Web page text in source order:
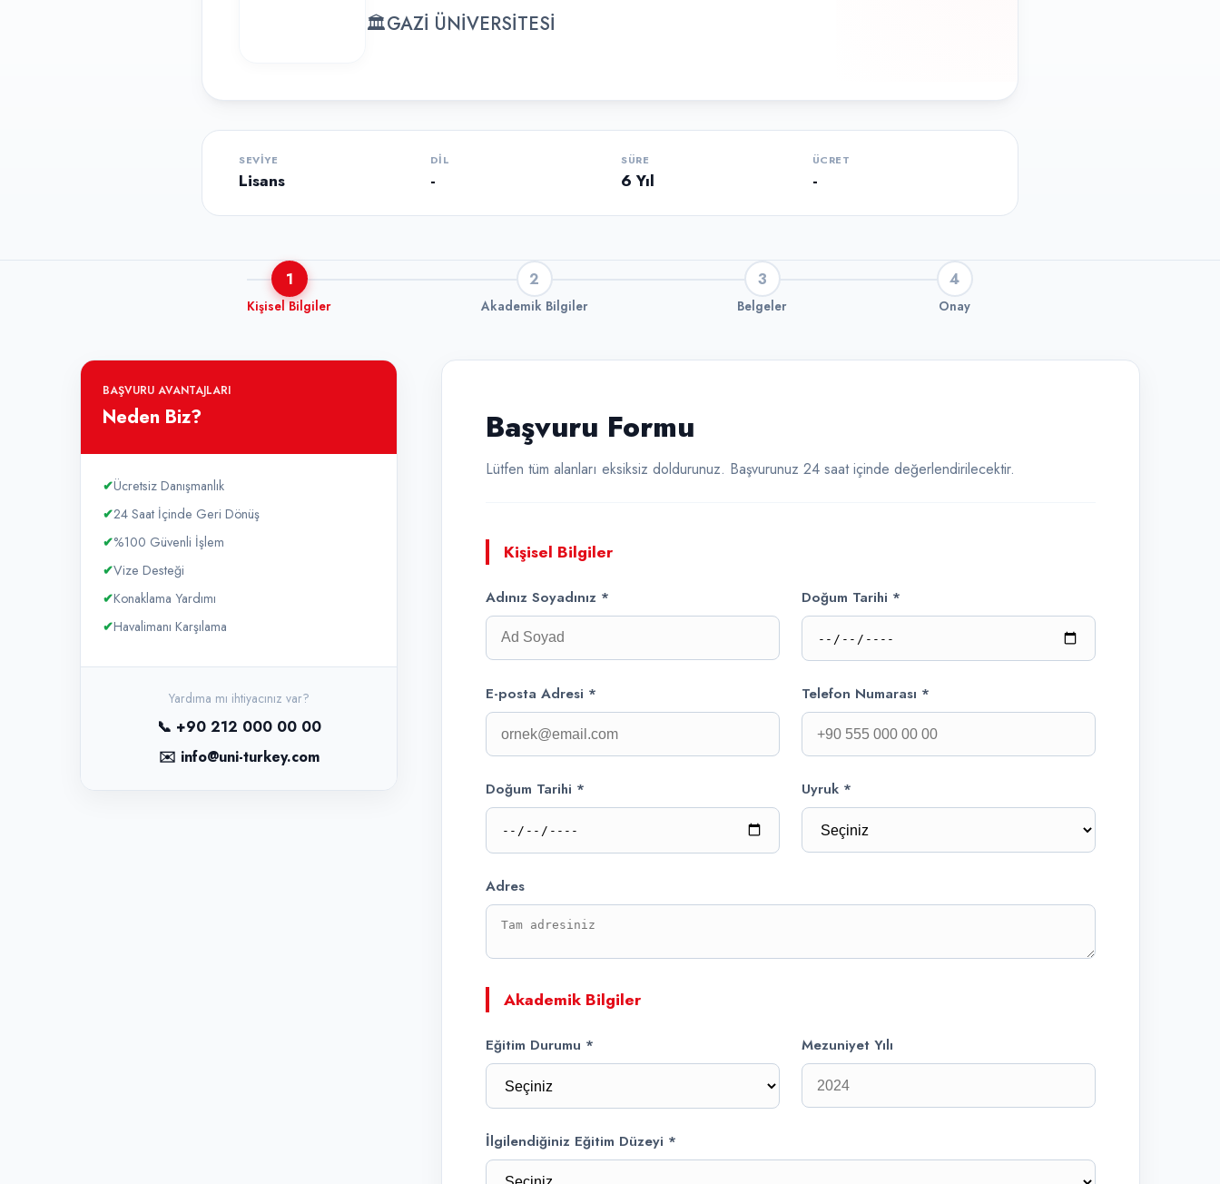
🏛GAZİ ÜNİVERSİTESİ
SEVIYE
Lisans
DIL
-
SÜRE
6 Yıl
ÜCRET
-
1
Kişisel Bilgiler
2
Akademik Bilgiler
3
Belgeler
4
Onay
BAŞVURU AVANTAJLARI
Neden Biz?
✔Ücretsiz Danışmanlık
✔24 Saat İçinde Geri Dönüş
✔%100 Güvenli İşlem
✔Vize Desteği
✔Konaklama Yardımı
✔Havalimanı Karşılama
Yardıma mı ihtiyacınız var?
📞 +90 212 000 00 00
✉️ info@uni-turkey.com
Başvuru Formu
Lütfen tüm alanları eksiksiz doldurunuz. Başvurunuz 24 saat içinde değerlendirilecektir.
Kişisel Bilgiler
Adınız Soyadınız * Doğum Tarihi *
E-posta Adresi * Telefon Numarası *
Doğum Tarihi * Uyruk *
Adres
Akademik Bilgiler
Eğitim Durumu * Mezuniyet Yılı
İlgilendiğiniz Eğitim Düzeyi *